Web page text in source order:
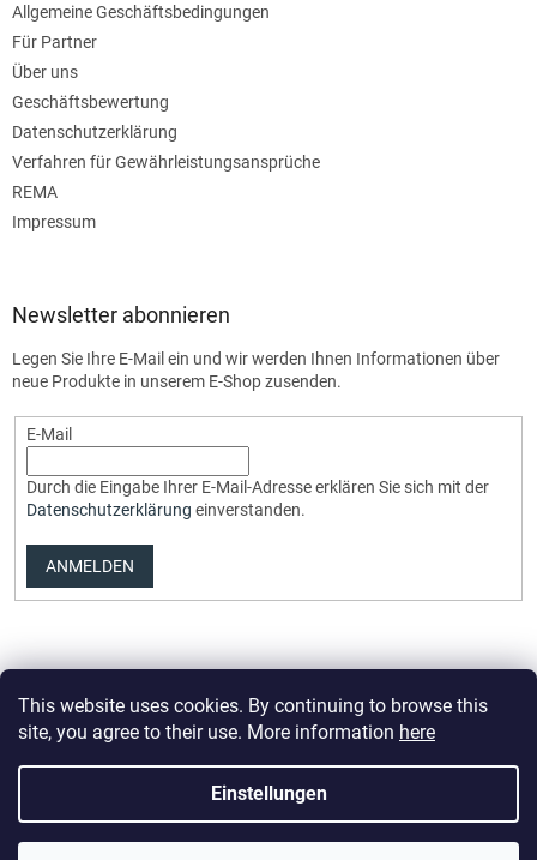
This website uses cookies. By continuing to browse this
site, you agree to their use. More information here
Einstellungen
Allgemeine Geschäftsbedingungen
Für Partner
Über uns
Geschäftsbewertung
Datenschutzerklärung
Verfahren für Gewährleistungsansprüche
REMA
Impressum
Newsletter abonnieren
Legen Sie Ihre E-Mail ein und wir werden Ihnen Informationen über
neue Produkte in unserem E-Shop zusenden.
E-Mail
Durch die Eingabe Ihrer E-Mail-Adresse erklären Sie sich mit der
Datenschutzerklärung einverstanden.
ANMELDEN